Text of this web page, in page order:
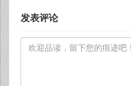
发表评论